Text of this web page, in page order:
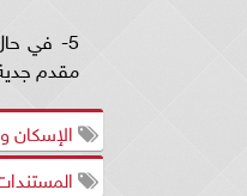
5- في
مقدم جدية
الإسكان